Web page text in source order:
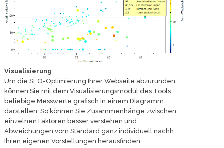
Visualisierung
Um die SEO-Optimierung Ihrer Webseite abzurunden,
können Sie mit dem Visualisierungsmodul des Tools
beliebige Messwerte grafisch in einem Diagramm
darstellen. So können Sie Zusammenhänge zwischen
einzelnen Faktoren besser verstehen und
Abweichungen vom Standard ganz individuell nachh
Ihren eigenen Vorstellungen herausfinden.